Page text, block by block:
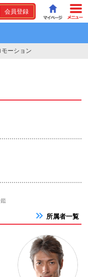
会員登録
ーション
所属者一覧